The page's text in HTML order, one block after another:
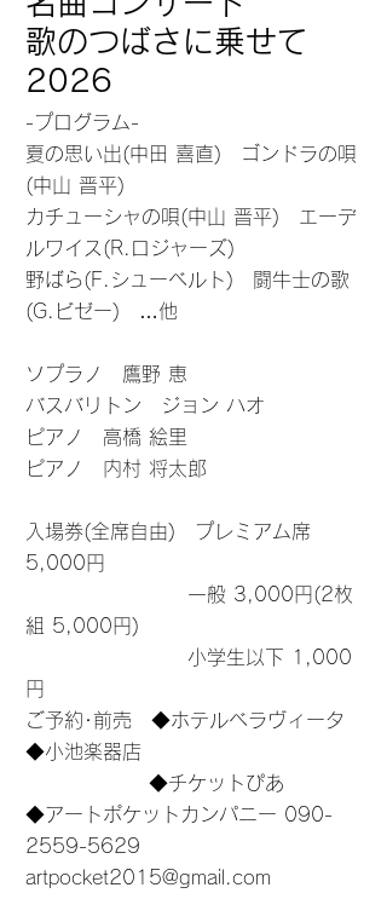
歌のつばさに乗せて
2026
-プログラム-
夏の思い出(中田 喜直) ゴンドラの唄
(中山 晋平)
カチューシャの唄(中山 晋平) エーデ
ルワイス(R.ロジャーズ)
野ばら(F.シューベルト) 闘牛士の歌
(G.ビゼー) …他
ソプラノ 鷹野 恵
バスバリトン ジョン ハオ
ピアノ 高橋 絵里
ピアノ 内村 将太郎
入場券(全席自由) プレミアム席
5,000円​
一般 3,000円(2枚
組 5,000円)
小学生以下 1,000
円
ご予約･前売 ◆ホテルベラヴィータ
◆小池楽器店
◆チケットぴあ
◆アートポケットカンパニー 090-
2559-5629
artpocket2015@gmail.com